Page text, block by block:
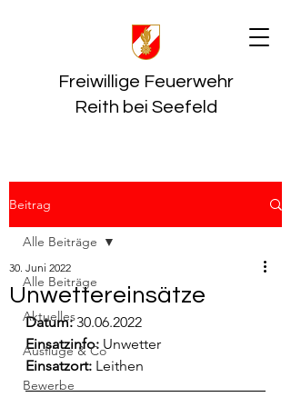
Freiwillige Feuerwehr
Reith bei Seefeld
Beitrag
Alle Beiträge
Aktuelles
Ausflüge & Co
Bewerbe
Alle Beiträge
Unwettereinsätze
30. Juni 2022
Datum: 30.06.2022
Einsatzinfo: Unwetter
Einsatzort: Leithen